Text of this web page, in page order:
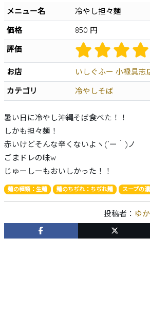
創作そば その他
沖縄そば製麺所
イベント情報
特集
とじる
メニュー名
冷やし担々麺
価格
850 円
評価
お店
いしぐふー 小禄具志
カテゴリ
冷やしそば
暑い日に冷やし沖縄そば食べた！！
しかも担々麺！
赤いけどそんな辛くないよヽ(´ー｀)ノ
ごまドレの味w
じゅーしーもおいしかった！！
麺の種類：生麺 麺のちぢれ：ちぢれ麺 スープの
投稿者： ゆか